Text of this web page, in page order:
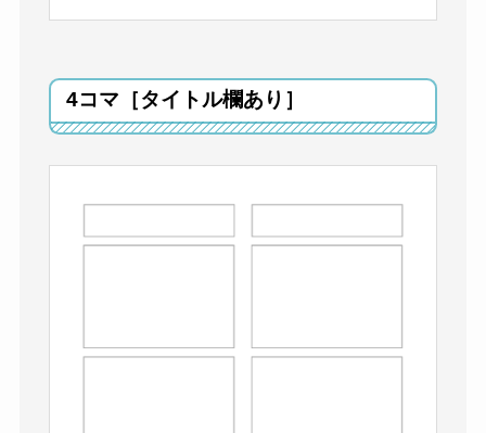
4コマ［タイトル欄あり］